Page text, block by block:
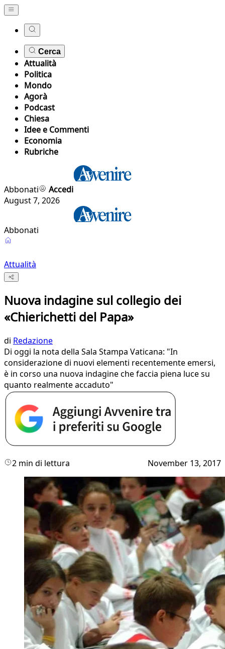
Cerca
Attualità
Politica
Mondo
Agorà
Podcast
Chiesa
Idee e Commenti
Economia
Rubriche
Abbonati
Accedi
August 7, 2026
Abbonati
Attualità
Nuova indagine sul collegio dei
«Chierichetti del Papa»
di Redazione
Di oggi la nota della Sala Stampa Vaticana: "In
considerazione di nuovi elementi recentemente emersi,
è in corso una nuova indagine che faccia piena luce su
quanto realmente accaduto"
2 min di lettura November 13, 2017